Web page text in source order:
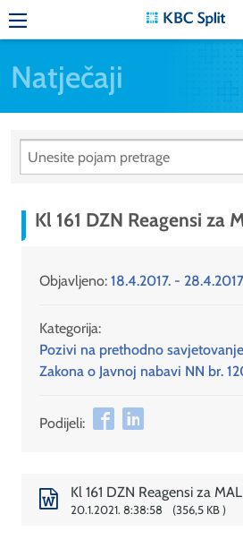
Natječaji
Kl 161 DZN Reagensi za
Objavljeno: 18.4.2017. -
Kategorija:
Pozivi na prethodno
Zakona o Javnoj nabavi NN br.
Podijeli:
Kl 161 DZN Reagensi za
20.1.2021. 8:38:58 356,5 KB